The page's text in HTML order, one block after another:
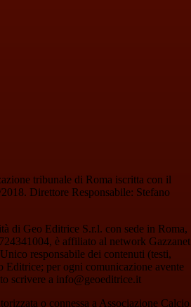
tribunale di Roma iscritta con il
Direttore Responsabile: Stefano
di Geo Editrice S.r.l. con sede in Roma,
è affiliato al network Gazzanet
responsabile dei contenuti (testi,
Editrice; per ogni comunicazione avente
scrivere a info@geoeditrice.it
o connessa a Associazione Calcio